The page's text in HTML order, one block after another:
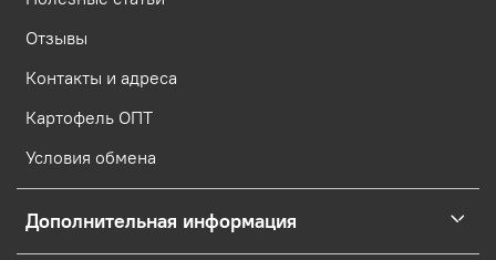
Отзывы
Контакты и адреса
Картофель ОПТ
Условия обмена
Дополнительная информация